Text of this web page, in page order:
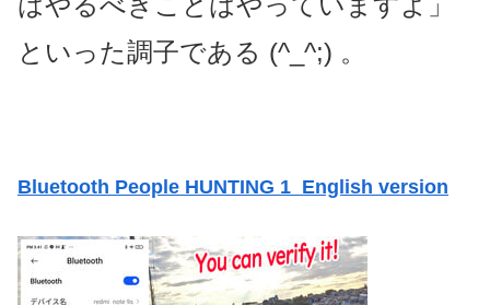
といった調子である (^_^;) 。
Bluetooth People HUNTING 1 English version